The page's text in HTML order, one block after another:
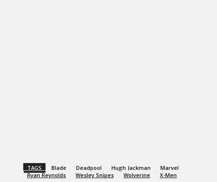
TAGS Blade Deadpool Hugh Jackman
Marvel
Ryan Reynolds
Wesley Snipes Wolverine X-Men